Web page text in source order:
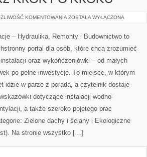
KOMENTOWANIA WYKOŃCZENIE
PO
KROKU
ZOSTAŁA WYŁĄCZONA
– Hydraulika, Remonty i Budownictwo to
portal dla osób, które chcą zrozumieć
oraz wykończeniówki – od małych
po pełne inwestycje. To miejsce, w którym
idzie w parze z poradą, a czytelnik dostaje
dotyczące instalacji wodno-
a także szeroko pojętego prac
Zielone dachy i ściany i Ekologiczne
Na stronie wszystko […]